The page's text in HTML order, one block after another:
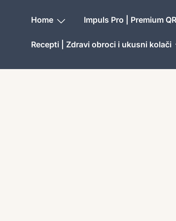
Home Impuls Pro | Premium
Recepti | Zdravi obroci i ukusni kolači